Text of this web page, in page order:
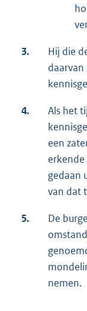
3.
Hij die
4.
Als het
een
gedaan
van dat
5.
De
nemen.